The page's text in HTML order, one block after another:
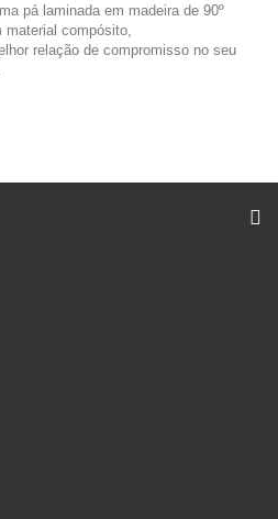
pá laminada em madeira de 90º
material compósito
relação de compromisso no seu